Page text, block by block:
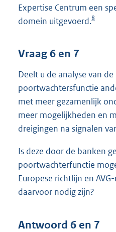
Expertise Centrum een
domein uitgevoerd.8
Vraag 6 en 7
Deelt u de analyse van
poortwachtersfunctie
met meer gezamenlijk
meer mogelijkheden en
dreigingen na signalen
Is deze door de banken
poortwachterfunctie
Europese richtlijn en
daarvoor nodig zijn?
Antwoord 6 en 7